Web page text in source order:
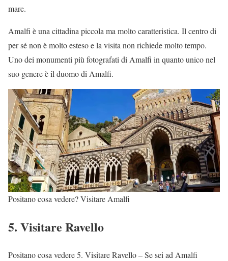
mare.
Amalfi è una cittadina piccola ma molto caratteristica. Il centro di
per sé non è molto esteso e la visita non richiede molto tempo.
Uno dei monumenti più fotografati di Amalfi in quanto unico nel
suo genere è il duomo di Amalfi.
Positano cosa vedere? Visitare Amalfi
5. Visitare Ravello
Positano cosa vedere 5. Visitare Ravello – Se sei ad Amalfi